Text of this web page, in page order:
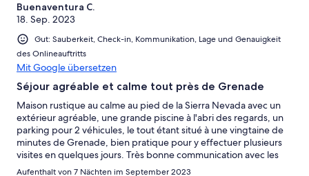
Buenaventura C.
18. Sep. 2023
Gut: Sauberkeit, Check-in, Kommunikation, Lage und Genauigkeit
des Onlineauftritts
Mit Google übersetzen
Séjour agréable et calme tout près de Grenade
Maison rustique au calme au pied de la Sierra Nevada avec un
extérieur agréable, une grande piscine à l'abri des regards, un
parking pour 2 véhicules, le tout étant situé à une vingtaine de
minutes de Grenade, bien pratique pour y effectuer plusieurs
visites en quelques jours. Très bonne communication avec les
propriétaires qui savent restés discrets et arrangeants.
Aufenthalt von 7 Nächten im September 2023